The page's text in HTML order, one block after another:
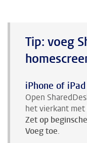
Tip: voeg
iPhone of iPad
Open
het vierkant
Zet op
Voeg toe.